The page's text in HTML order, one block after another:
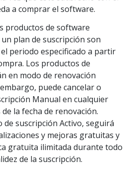
a comprar el software.
productos de software
plan de suscripción son
periodo especificado a partir
Los productos de
en modo de renovación
puede cancelar o
Manual en cualquier
la fecha de renovación.
de suscripción Activo, seguirá
y mejoras gratuitas y
gratuita ilimitada durante todo
de la suscripción.